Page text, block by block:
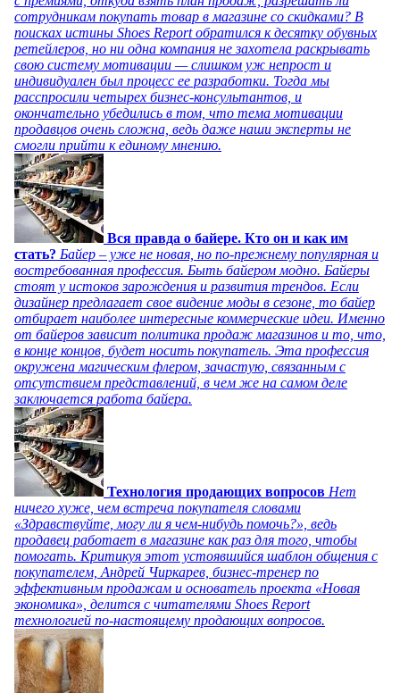
сотрудникам покупать товар в магазине со скидками? В
поисках истины Shoes Report обратился к десятку обувных
ретейлеров, но ни одна компания не захотела раскрывать
свою систему мотивации — слишком уж непрост и
индивидуален был процесс ее разработки. Тогда мы
расспросили четырех бизнес-консультантов, и
окончательно убедились в том, что тема мотивации
продавцов очень сложна, ведь даже наши эксперты не
смогли прийти к единому мнению.
Вся правда о байере. Кто он и как им
стать? Байер – уже не новая, но по-прежнему популярная и
востребованная профессия. Быть байером модно. Байеры
стоят у истоков зарождения и развития трендов. Если
дизайнер предлагает свое видение моды в сезоне, то байер
отбирает наиболее интересные коммерческие идеи. Именно
от байеров зависит политика продаж магазинов и то, что,
в конце концов, будет носить покупатель. Эта профессия
окружена магическим флером, зачастую, связанным с
отсутствием представлений, в чем же на самом деле
заключается работа байера.
Технология продающих вопросов Нет
ничего хуже, чем встреча покупателя словами
«Здравствуйте, могу ли я чем-нибудь помочь?», ведь
продавец работает в магазине как раз для того, чтобы
помогать. Критикуя этот устоявшийся шаблон общения с
покупателем, Андрей Чиркарев, бизнес-тренер по
эффективным продажам и основатель проекта «Новая
экономика», делится с читателями Shoes Report
технологией по-настоящему продающих вопросов.